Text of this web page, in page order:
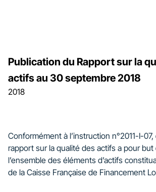
2018
Publication du Rapport sur la
actifs au 30 septembre 2018
Conformément à l’instruction n°2011-I-07,
rapport sur la qualité des actifs a pour
l’ensemble des éléments d’actifs
de la Caisse Française de Financement